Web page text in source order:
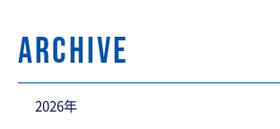
archive
2026年